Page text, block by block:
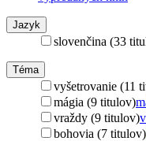
Jazyk
slovenčina (33
Téma
vyšetrovanie (11
mágia (9 titulov)
vraždy (9 titulov)
bohovia (7 titulov)